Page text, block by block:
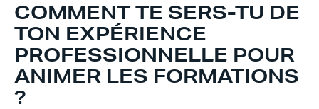
COMMENT TE SERS-TU DE
TON EXPÉRIENCE
PROFESSIONNELLE POUR
ANIMER LES FORMATIONS
?